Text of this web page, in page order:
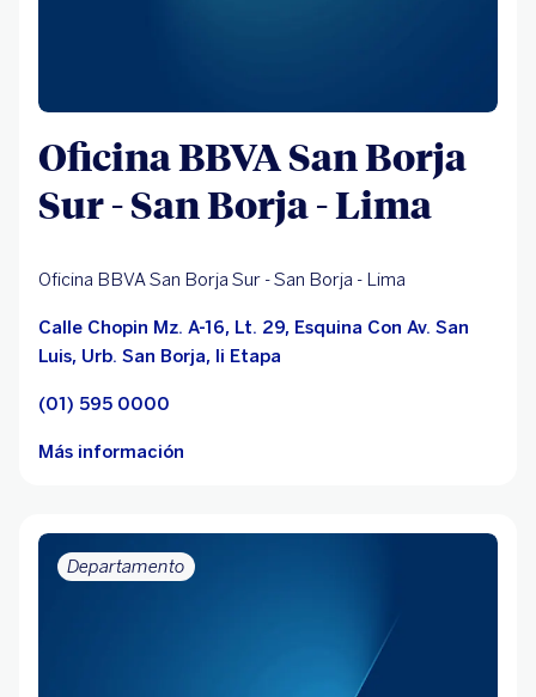
Oficina BBVA San Borja
Sur - San Borja - Lima
Oficina BBVA San Borja Sur - San Borja - Lima
Calle Chopin Mz. A-16, Lt. 29, Esquina Con Av. San
Luis, Urb. San Borja, Ii Etapa
(01) 595 0000
Más información
Departamento